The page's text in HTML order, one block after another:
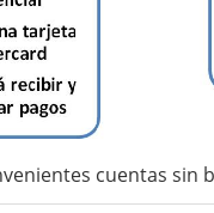
cuentas sin